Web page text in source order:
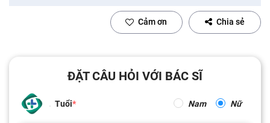
Cảm ơn Chia sẻ
ĐẶT CÂU HỎI VỚI BÁC SĨ
Tuổi Nam Nữ